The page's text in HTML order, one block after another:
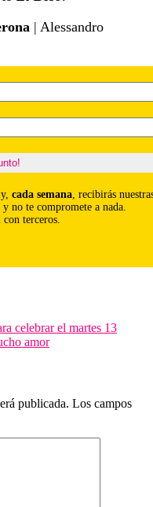
| Alessandro
cada semana, recibirás
y no te compromete a nada.
con terceros.
celebrar el martes 13
amor
publicada. Los campos